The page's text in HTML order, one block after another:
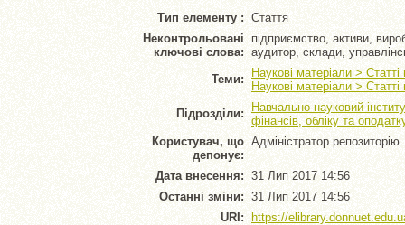
Тип елементу : Стаття
Неконтрольовані
ключові слова:
підприємство, активи,
аудитор, склади,
Теми:
Наукові матеріали >
Наукові матеріали >
Підрозділи:
Навчально-науковий
фінансів, обліку та
Користувач, що
депонує:
Адміністратор репозиторію
Дата внесення: 31 Лип 2017 14:56
Останні зміни: 31 Лип 2017 14:56
URI:
https://